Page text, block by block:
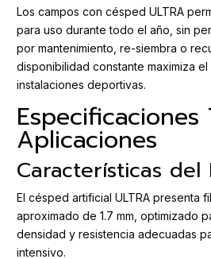
Los campos con césped ULTRA
para uso durante todo el año, sin
por mantenimiento, re-siembra o
disponibilidad constante maximiza
instalaciones deportivas.
Especificaciones
Aplicaciones
Características del
El césped artificial ULTRA presenta
aproximado de 1.7 mm, optimizado
densidad y resistencia adecuadas
intensivo.